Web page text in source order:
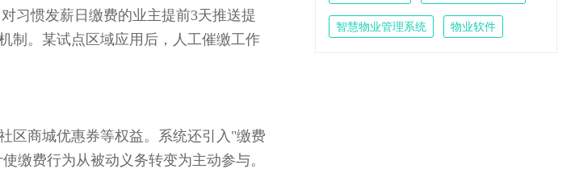
惯发薪日缴费的业主提前3天推送提
制。某试点区域应用后，人工催缴工作
商城优惠券等权益。系统还引入"缴费
缴费行为从被动义务转变为主动参与。
智慧物业管理系统 物业软件